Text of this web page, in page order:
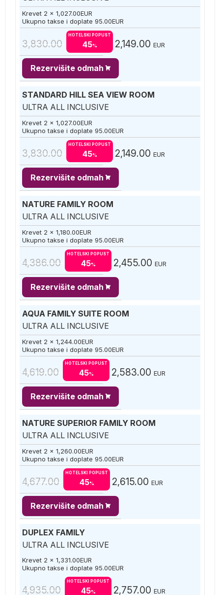
Krevet 2 x 1,027.00EUR
Ukupno takse i doplate 95.00EUR
3,830.00
HOTELSKI POPUST
45% 2,149.00 EUR
Rezervišite odmah
STANDARD HILL SEA VIEW ROOM
ULTRA ALL INCLUSIVE
Krevet 2 x 1,027.00EUR
Ukupno takse i doplate 95.00EUR
3,830.00
HOTELSKI POPUST
45% 2,149.00 EUR
Rezervišite odmah
NATURE FAMILY ROOM
ULTRA ALL INCLUSIVE
Krevet 2 x 1,180.00EUR
Ukupno takse i doplate 95.00EUR
4,386.00
HOTELSKI POPUST
45% 2,455.00 EUR
Rezervišite odmah
AQUA FAMILY SUITE ROOM
ULTRA ALL INCLUSIVE
Krevet 2 x 1,244.00EUR
Ukupno takse i doplate 95.00EUR
4,619.00
HOTELSKI POPUST
45% 2,583.00 EUR
Rezervišite odmah
NATURE SUPERIOR FAMILY ROOM
ULTRA ALL INCLUSIVE
Krevet 2 x 1,260.00EUR
Ukupno takse i doplate 95.00EUR
4,677.00
HOTELSKI POPUST
45% 2,615.00 EUR
Rezervišite odmah
DUPLEX FAMILY
ULTRA ALL INCLUSIVE
Krevet 2 x 1,331.00EUR
Ukupno takse i doplate 95.00EUR
4,935.00
HOTELSKI POPUST
45% 2,757.00 EUR